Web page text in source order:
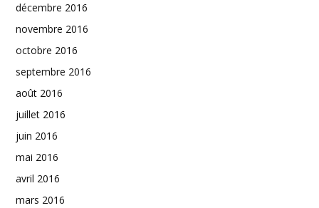
décembre 2016
novembre 2016
octobre 2016
septembre 2016
août 2016
juillet 2016
juin 2016
mai 2016
avril 2016
mars 2016